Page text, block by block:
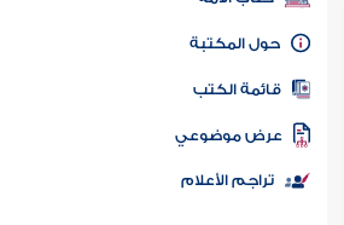
كتاب الأمة
المكتبة
الكتب
موضوعي